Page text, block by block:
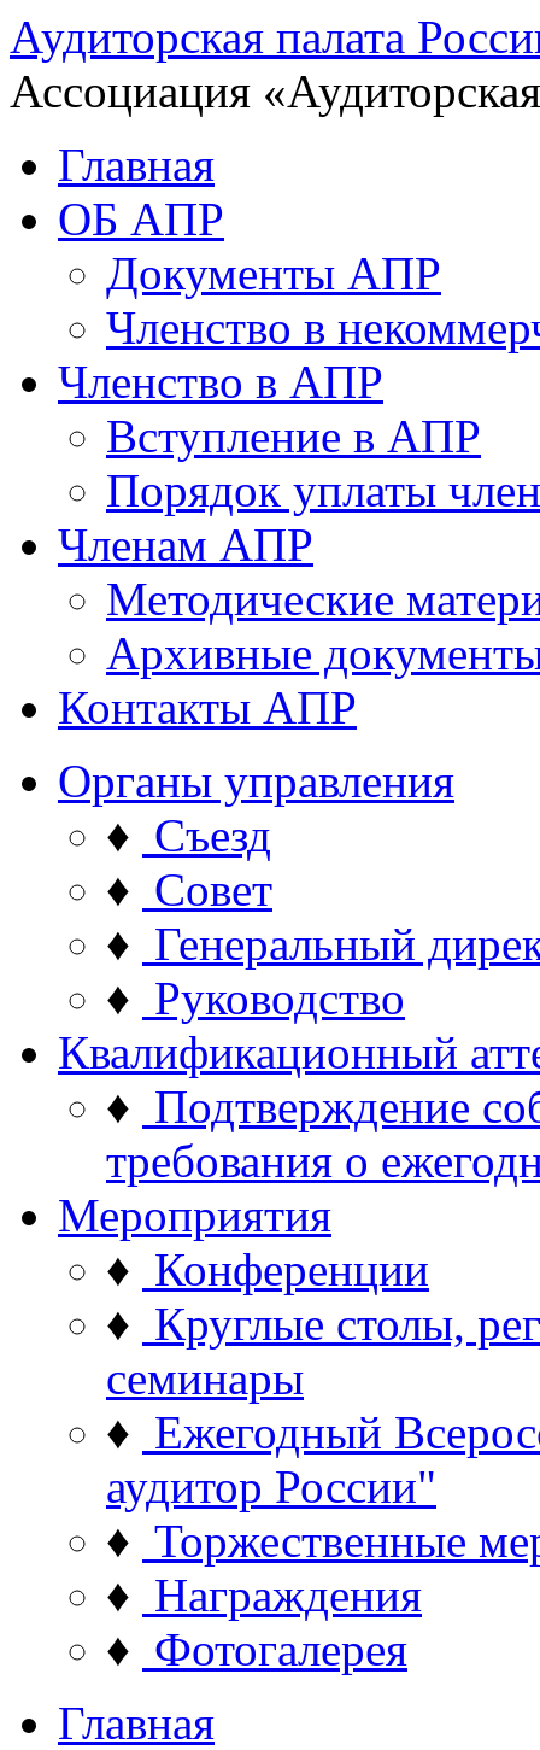
Аудиторская палата
Ассоциация
Главная
ОБ АПР
Документы АПР
Членство в
Членство в АПР
Вступление в АПР
Порядок уплаты
Членам АПР
Методические
Архивные
Контакты АПР
Органы управления
♦ Съезд
♦ Совет
♦ Генеральный
♦ Руководство
Квалификационный
♦ Подтверждение
требования о
Мероприятия
♦ Конференции
♦ Круглые столы,
семинары
♦ Ежегодный
аудитор России"
♦ Торжественные
♦ Награждения
♦ Фотогалерея
Главная